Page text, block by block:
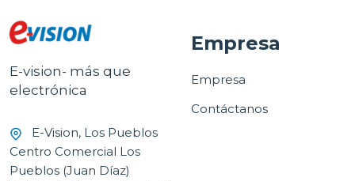
E-vision- más que
electrónica
E-Vision, Los Pueblos
Centro Comercial Los
Pueblos (Juan Díaz)
Empresa
Empresa
Contáctanos